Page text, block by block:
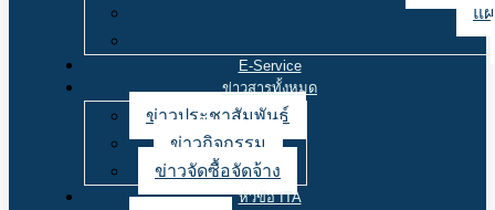
แ
E-Service
ข่าวสารทั้งหมด
ข่าวประชาสัมพันธ์
ข่าวกิจกรรม
ข่าวจัดซื้อจัดจ้าง
หัวข้อ ITA